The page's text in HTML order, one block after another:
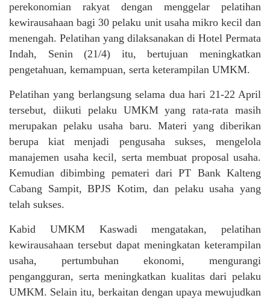
perekonomian rakyat dengan menggelar pelatihan
kewirausahaan bagi 30 pelaku unit usaha mikro kecil dan
menengah. Pelatihan yang dilaksanakan di Hotel Permata
Indah, Senin (21/4) itu, bertujuan meningkatkan
pengetahuan, kemampuan, serta keterampilan UMKM.
Pelatihan yang berlangsung selama dua hari 21-22 April
tersebut, diikuti pelaku UMKM yang rata-rata masih
merupakan pelaku usaha baru. Materi yang diberikan
berupa kiat menjadi pengusaha sukses, mengelola
manajemen usaha kecil, serta membuat proposal usaha.
Kemudian dibimbing pemateri dari PT Bank Kalteng
Cabang Sampit, BPJS Kotim, dan pelaku usaha yang
telah sukses.
Kabid UMKM Kaswadi mengatakan, pelatihan
kewirausahaan tersebut dapat meningkatan keterampilan
usaha, pertumbuhan ekonomi, mengurangi
pengangguran, serta meningkatkan kualitas dari pelaku
UMKM. Selain itu, berkaitan dengan upaya mewujudkan